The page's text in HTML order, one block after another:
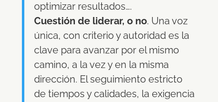
optimizar resultados….
Cuestión de liderar, o no. Una voz
única, con criterio y autoridad es la
clave para avanzar por el mismo
camino, a la vez y en la misma
dirección. El seguimiento estricto
de tiempos y calidades, la exigencia